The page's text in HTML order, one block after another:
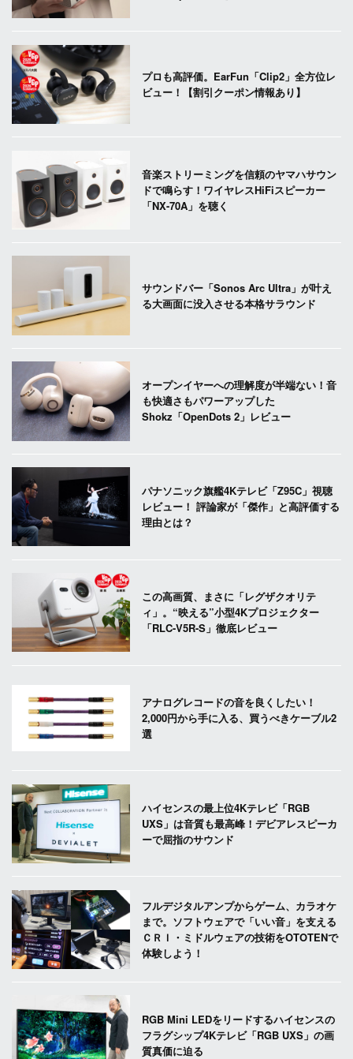
プロも高評価。EarFun「Clip2」全方位レ
ビュー！【割引クーポン情報あり】
音楽ストリーミングを信頼のヤマハサウン
ドで鳴らす！ワイヤレスHiFiスピーカー
「NX-70A」を聴く
サウンドバー「Sonos Arc Ultra」が叶え
る大画面に没入させる本格サラウンド
オープンイヤーへの理解度が半端ない！音
も快適さもパワーアップした
Shokz「OpenDots 2」レビュー
パナソニック旗艦4Kテレビ「Z95C」視聴
レビュー！ 評論家が「傑作」と高評価する
理由とは？
この高画質、まさに「レグザクオリテ
ィ」。“映える”小型4Kプロジェクター
「RLC-V5R-S」徹底レビュー
アナログレコードの音を良くしたい！
2,000円から手に入る、買うべきケーブル2
選
ハイセンスの最上位4Kテレビ「RGB
UXS」は音質も最高峰！デビアレスピーカ
ーで屈指のサウンド
フルデジタルアンプからゲーム、カラオケ
まで。ソフトウェアで「いい音」を支える
ＣＲＩ・ミドルウェアの技術をOTOTENで
体験しよう！
RGB Mini LEDをリードするハイセンスの
フラグシップ4Kテレビ「RGB UXS」の画
質真価に迫る